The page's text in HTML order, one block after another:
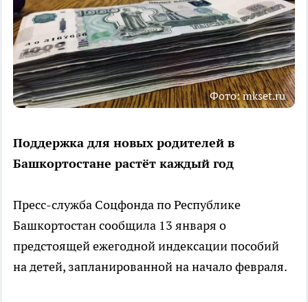
Фото: mkset.ru
Поддержка для новых родителей в
Башкортостане растёт каждый год
Пресс-служба Соцфонда по Республике
Башкортостан сообщила 13 января о
предстоящей ежегодной индексации пособий
на детей, запланированной на начало февраля.